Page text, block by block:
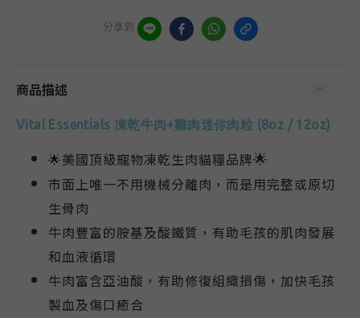
分享到
商品描述
Vital Essentials 凍乾牛肉+雞肉迷你肉粒 (8oz / 12oz)
🌟美國頂級寵物凍乾生肉貓糧品牌🌟
市面上唯一不用機械分離肉，而是用完整或原切
生骨肉
牛肉豐富的胺基及酸鐵質，有助毛孩的肌肉發展
和血液循環
牛肉富含亞油酸，有助修復組織損傷，加快毛孩
製血及傷口癒合